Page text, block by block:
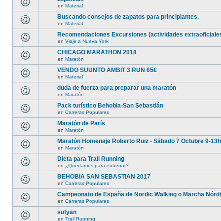
en Material
Buscando consejos de zapatos para principiantes.
en Material
Recomendaciones Excursiones (actividades
en Viaje a Nueva York
CHICAGO MARATHON 2018
en Maratón
VENDO SUUNTO AMBIT 3 RUN 65€
en Material
duda de fuerza para preparar una maratón
en Maratón
Pack turístico Behobia-San Sebastián
en Carreras Populares
Maratón de París
en Maratón
Maratón Homenaje Roberto Ruiz - Sábado 7 Octubre 9-
en Maratón
Dieta para Trail Running
en ¿Quedamos para entrenar?
BEHOBIA SAN SEBASTIAN 2017
en Carreras Populares
Campeonato de España de Nordic Walking o Marcha
en Carreras Populares
sufyan
en Trail Running